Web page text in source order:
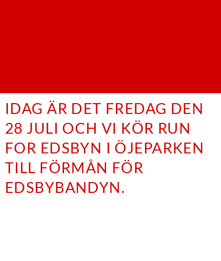
IDAG ÄR DET FREDAG DEN
28 JULI OCH VI KÖR RUN
FOR EDSBYN I ÖJEPARKEN
TILL FÖRMÅN FÖR
EDSBYBANDYN.